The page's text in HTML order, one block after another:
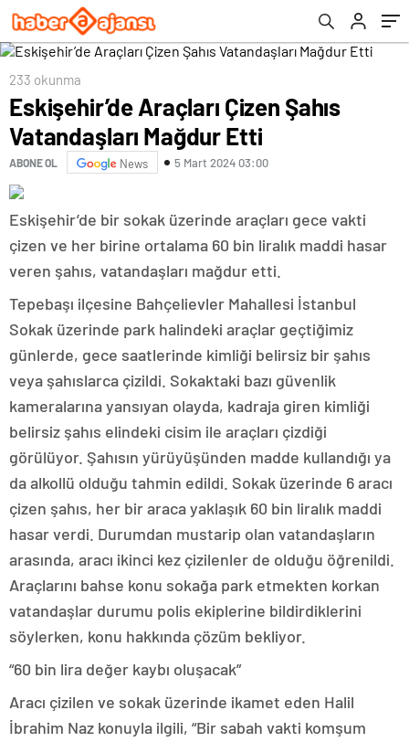
233 okunma
Eskişehir’de Araçları Çizen Şahıs
Vatandaşları Mağdur Etti
ABONE OL News 5 Mart 2024 03:00
Eskişehir’de bir sokak üzerinde araçları gece vakti
çizen ve her birine ortalama 60 bin liralık maddi hasar
veren şahıs, vatandaşları mağdur etti.
Tepebaşı ilçesine Bahçelievler Mahallesi İstanbul
Sokak üzerinde park halindeki araçlar geçtiğimiz
günlerde, gece saatlerinde kimliği belirsiz bir şahıs
veya şahıslarca çizildi. Sokaktaki bazı güvenlik
kameralarına yansıyan olayda, kadraja giren kimliği
belirsiz şahıs elindeki cisim ile araçları çizdiği
görülüyor. Şahısın yürüyüşünden madde kullandığı ya
da alkollü olduğu tahmin edildi. Sokak üzerinde 6 aracı
çizen şahıs, her bir araca yaklaşık 60 bin liralık maddi
hasar verdi. Durumdan mustarip olan vatandaşların
arasında, aracı ikinci kez çizilenler de olduğu öğrenildi.
Araçlarını bahse konu sokağa park etmekten korkan
vatandaşlar durumu polis ekiplerine bildirdiklerini
söylerken, konu hakkında çözüm bekliyor.
“60 bin lira değer kaybı oluşacak”
Aracı çizilen ve sokak üzerinde ikamet eden Halil
İbrahim Naz konuyla ilgili, “Bir sabah vakti komşum